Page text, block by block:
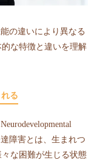
の違いにより異なる
な特徴と違いを理解
る
障害とは、生まれつ
な困難が生じる状態